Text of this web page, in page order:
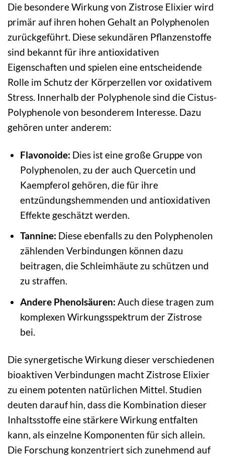
Die besondere Wirkung von Zistrose Elixier wird
primär auf ihren hohen Gehalt an Polyphenolen
zurückgeführt. Diese sekundären Pflanzenstoffe
sind bekannt für ihre antioxidativen
Eigenschaften und spielen eine entscheidende
Rolle im Schutz der Körperzellen vor oxidativem
Stress. Innerhalb der Polyphenole sind die Cistus-
Polyphenole von besonderem Interesse. Dazu
gehören unter anderem:
Flavonoide: Dies ist eine große Gruppe von
Polyphenolen, zu der auch Quercetin und
Kaempferol gehören, die für ihre
entzündungshemmenden und antioxidativen
Effekte geschätzt werden.
Tannine: Diese ebenfalls zu den Polyphenolen
zählenden Verbindungen können dazu
beitragen, die Schleimhäute zu schützen und
zu straffen.
Andere Phenolsäuren: Auch diese tragen zum
komplexen Wirkungsspektrum der Zistrose
bei.
Die synergetische Wirkung dieser verschiedenen
bioaktiven Verbindungen macht Zistrose Elixier
zu einem potenten natürlichen Mittel. Studien
deuten darauf hin, dass die Kombination dieser
Inhaltsstoffe eine stärkere Wirkung entfalten
kann, als einzelne Komponenten für sich allein.
Die Forschung konzentriert sich zunehmend auf